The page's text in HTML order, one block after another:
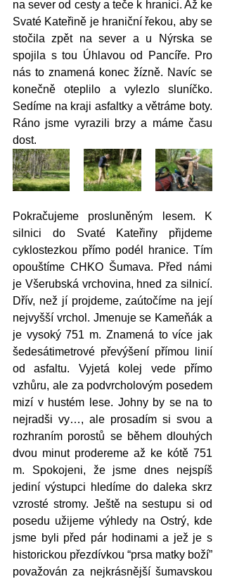
na sever od cesty a teče k hranici. Až ke
Svaté Kateřině je hraniční řekou, aby se
stočila zpět na sever a u Nýrska se
spojila s tou Úhlavou od Pancíře. Pro
nás to znamená konec žízně. Navíc se
konečně oteplilo a vylezlo sluníčko.
Sedíme na kraji asfaltky a větráme boty.
Ráno jsme vyrazili brzy a máme času
dost.
Pokračujeme prosluněným lesem. K
silnici do Svaté Kateřiny přijdeme
cyklostezkou přímo podél hranice. Tím
opouštíme CHKO Šumava. Před námi
je Všerubská vrchovina, hned za silnicí.
Dřív, než jí projdeme, zaútočíme na její
nejvyšší vrchol. Jmenuje se Kameňák a
je vysoký 751 m. Znamená to více jak
šedesátimetrové převýšení přímou linií
od asfaltu. Vyjetá kolej vede přímo
vzhůru, ale za podvrcholovým posedem
mizí v hustém lese. Johny by se na to
nejradši vy…, ale prosadím si svou a
rozhraním porostů se během dlouhých
dvou minut prodereme až ke kótě 751
m. Spokojeni, že jsme dnes nejspíš
jediní výstupci hledíme do daleka skrz
vzrosté stromy. Ještě na sestupu si od
posedu užijeme výhledy na Ostrý, kde
jsme byli před pár hodinami a jež je s
historickou přezdívkou “prsa matky boží”
považován za nejkrásnější šumavskou